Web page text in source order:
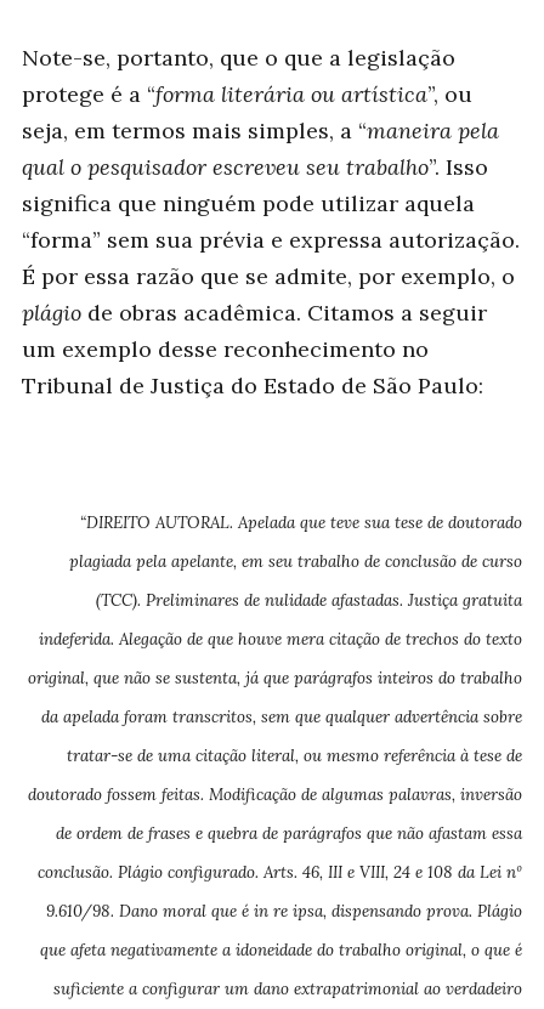
Note-se, portanto, que o que a legislação
protege é a “forma literária ou artística”, ou
seja, em termos mais simples, a “maneira pela
qual o pesquisador escreveu seu trabalho”. Isso
significa que ninguém pode utilizar aquela
“forma” sem sua prévia e expressa autorização.
É por essa razão que se admite, por exemplo, o
plágio de obras acadêmica. Citamos a seguir
um exemplo desse reconhecimento no
Tribunal de Justiça do Estado de São Paulo:
“DIREITO AUTORAL. Apelada que teve sua tese de doutorado
plagiada pela apelante, em seu trabalho de conclusão de curso
(TCC). Preliminares de nulidade afastadas. Justiça gratuita
indeferida. Alegação de que houve mera citação de trechos do texto
original, que não se sustenta, já que parágrafos inteiros do trabalho
da apelada foram transcritos, sem que qualquer advertência sobre
tratar-se de uma citação literal, ou mesmo referência à tese de
doutorado fossem feitas. Modificação de algumas palavras, inversão
de ordem de frases e quebra de parágrafos que não afastam essa
conclusão. Plágio configurado. Arts. 46, III e VIII, 24 e 108 da Lei nº
9.610/98. Dano moral que é in re ipsa, dispensando prova. Plágio
que afeta negativamente a idoneidade do trabalho original, o que é
suficiente a configurar um dano extrapatrimonial ao verdadeiro